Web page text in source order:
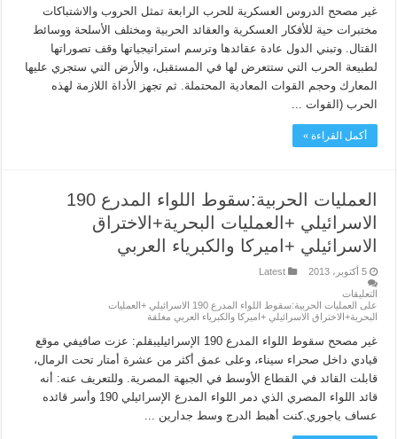
غير مصحح الدروس العسكرية للحرب الرابعة تمثل الحروب والاشتباكات
مختبرات حية للأفكار العسكرية والعقائد الحربية ومختلف الأسلحة ووسائط
القتال. وتبني الدول عادة عقائدها وترسم استراتيجياتها وقف تصوراتها
لطبيعة الحرب التي ستتعرض لها في المستقبل، والأرض التي ستجري عليها
المعارك وحجم القوات المعادية المحتملة. ثم تجهز الأداة اللازمة لهذه
الحرب (القوات ...
أكمل القراءة »
العمليات الحربية:سقوط اللواء المدرع 190
الاسرائيلي +العمليات البحرية+الاختراق
الاسرائيلي +اميركا والكبرياء العربي
5 أكتوبر، 2013 Latest
التعليقات
على العمليات الحربية:سقوط اللواء المدرع 190 الاسرائيلي +العمليات
البحرية+الاختراق الاسرائيلي +اميركا والكبرياء العربي مغلقة
غير مصحح سقوط اللواء المدرع 190 الإسرائيليبقلم: عزت صافيفي موقع
قيادي داخل صحراء سيناء، وعلى عمق أكثر من عشرة أمتار تحت الرمال،
قابلت القائد في القطاع الأوسط في الجبهة المصرية. وللتعريف عنه: أنه
قائد اللواء المصري الذي دمر اللواء المدرع الإسرائيلي 190 وأسر قائده
عساف ياجوري.كنت أهبط الدرج وسط جدارين ...